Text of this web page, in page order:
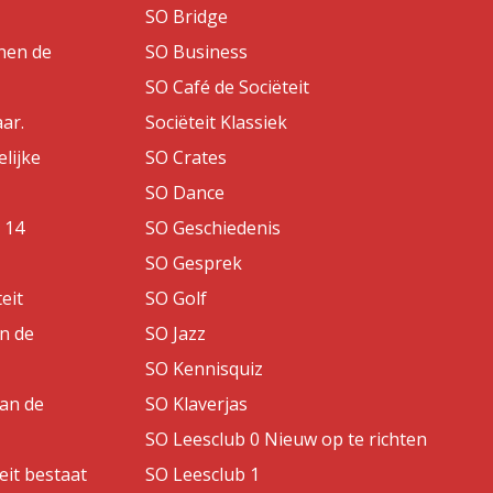
de
de
de
bestaat
SO Bridge
SO Business
SO Café de Sociëteit
Sociëteit Klassiek
SO Crates
SO Dance
SO Geschiedenis
SO Gesprek
SO Golf
SO Jazz
SO Kennisquiz
SO Klaverjas
SO Leesclub 0 Nieuw op te richten
SO Leesclub 1